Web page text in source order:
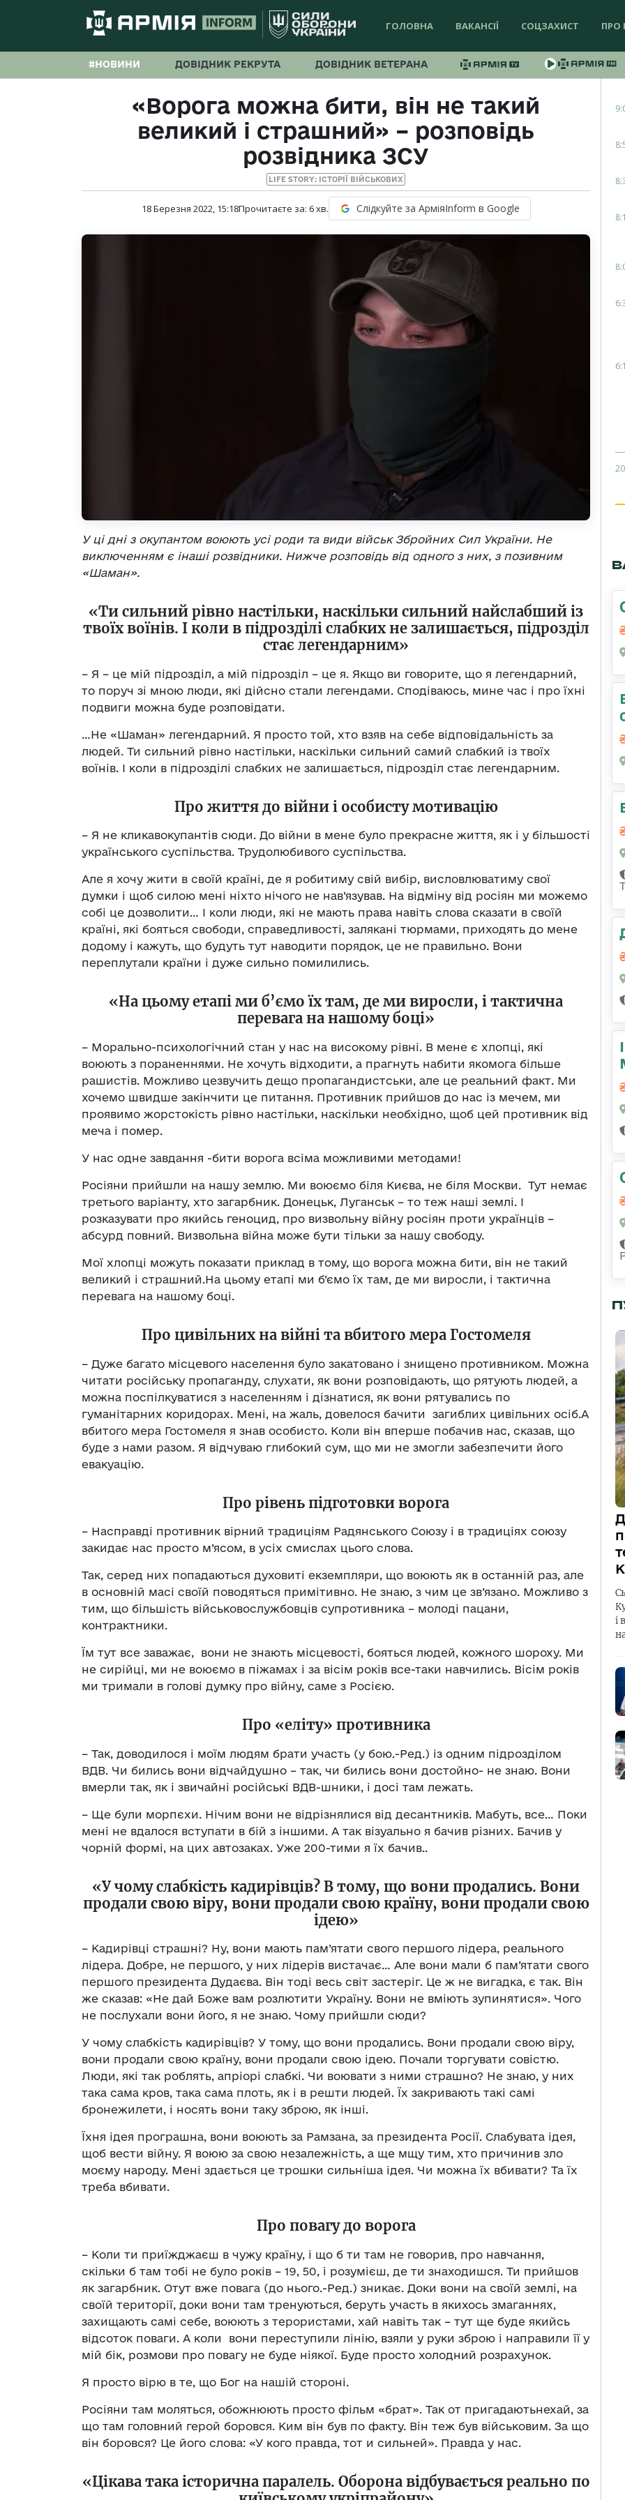
ГОЛОВНА ВАКАНСІЇ СОЦЗАХИСТ ПРО
#НОВИНИ ДОВІДНИК РЕКРУТА ДОВІДНИК ВЕТЕРАНА
«Ворога можна бити, він не такий
великий і страшний» – розповідь
розвідника ЗСУ
LIFE STORY: ІСТОРІЇ ВІЙСЬКОВИХ
18 Березня 2022, 15:18Прочитаєте за: 6хв. Слідкуйте за АрміяInform в Google
У ці дні з окупантом воюють усі роди та види військ Збройних Сил України. Не
виключенням є інаші розвідники. Нижче розповідь від одного з них, з позивним
«Шаман».
«Ти сильний рівно настільки, наскільки сильний найслабший із
твоїх воїнів. І коли в підрозділі слабких не залишається, підрозділ
стає легендарним»
– Я – це мій підрозділ, а мій підрозділ – це я. Якщо ви говорите, що я легендарний,
то поруч зі мною люди, які дійсно стали легендами. Сподіваюсь, мине час і про їхні
подвиги можна буде розповідати.
…Не «Шаман» легендарний. Я просто той, хто взяв на себе відповідальність за
людей. Ти сильний рівно настільки, наскільки сильний самий слабкий із твоїх
воїнів. І коли в підрозділі слабких не залишається, підрозділ стає легендарним.
Про життя до війни і особисту мотивацію
– Я не кликавокупантів сюди. До війни в мене було прекрасне життя, як і у більшості
українського суспільства. Трудолюбивого суспільства.
Але я хочу жити в своїй країні, де я робитиму свій вибір, висловлюватиму свої
думки і щоб силою мені ніхто нічого не нав’язував. На відміну від росіян ми можемо
собі це дозволити… І коли люди, які не мають права навіть слова сказати в своїй
країні, які бояться свободи, справедливості, залякані тюрмами, приходять до мене
додому і кажуть, що будуть тут наводити порядок, це не правильно. Вони
переплутали країни і дуже сильно помилились.
«На цьому етапі ми б’ємо їх там, де ми виросли, і тактична
перевага на нашому боці»
– Морально-психологічний стан у нас на високому рівні. В мене є хлопці, які
воюють з пораненнями. Не хочуть відходити, а прагнуть набити якомога більше
рашистів. Можливо цезвучить дещо пропагандистськи, але це реальний факт. Ми
хочемо швидше закінчити це питання. Противник прийшов до нас із мечем, ми
проявимо жорстокість рівно настільки, наскільки необхідно, щоб цей противник від
меча і помер.
У нас одне завдання -бити ворога всіма можливими методами!
Росіяни прийшли на нашу землю. Ми воюємо біля Києва, не біля Москви. Тут немає
третього варіанту, хто загарбник. Донецьк, Луганськ – то теж наші землі. І
розказувати про якийсь геноцид, про визвольну війну росіян проти українців –
абсурд повний. Визвольна війна може бути тільки за нашу свободу.
Мої хлопці можуть показати приклад в тому, що ворога можна бити, він не такий
великий і страшний.На цьому етапі ми б’ємо їх там, де ми виросли, і тактична
перевага на нашому боці.
Про цивільних на війні та вбитого мера Гостомеля
– Дуже багато місцевого населення було закатовано і знищено противником. Можна
читати російську пропаганду, слухати, як вони розповідають, що рятують людей, а
можна поспілкуватися з населенням і дізнатися, як вони рятувались по
гуманітарних коридорах. Мені, на жаль, довелося бачити загиблих цивільних осіб.А
вбитого мера Гостомеля я знав особисто. Коли він вперше побачив нас, сказав, що
буде з нами разом. Я відчуваю глибокий сум, що ми не змогли забезпечити його
евакуацію.
Про рівень підготовки ворога
– Насправді противник вірний традиціям Радянського Союзу і в традиціях союзу
закидає нас просто м’ясом, в усіх смислах цього слова.
Так, серед них попадаються духовиті екземпляри, що воюють як в останній раз, але
в основній масі своїй поводяться примітивно. Не знаю, з чим це зв’язано. Можливо з
тим, що більшість військовослужбовців супротивника – молоді пацани,
контрактники.
Їм тут все заважає, вони не знають місцевості, бояться людей, кожного шороху. Ми
не сирійці, ми не воюємо в піжамах і за вісім років все-таки навчились. Вісім років
ми тримали в голові думку про війну, саме з Росією.
Про «еліту» противника
– Так, доводилося і моїм людям брати участь (у бою.-Ред.) із одним підрозділом
ВДВ. Чи бились вони відчайдушно – так, чи бились вони достойно- не знаю. Вони
вмерли так, як і звичайні російські ВДВ-шники, і досі там лежать.
– Ще були морпєхи. Нічим вони не відрізнялися від десантників. Мабуть, все… Поки
мені не вдалося вступати в бій з іншими. А так візуально я бачив різних. Бачив у
чорній формі, на цих автозаках. Уже 200-тими я їх бачив..
«У чому слабкість кадирівців? В тому, що вони продались. Вони
продали свою віру, вони продали свою країну, вони продали свою
ідею»
– Кадирівці страшні? Ну, вони мають пам’ятати свого першого лідера, реального
лідера. Добре, не першого, у них лідерів вистачає… Але вони мали б пам’ятати свого
першого президента Дудаєва. Він тоді весь світ застеріг. Це ж не вигадка, є так. Він
же сказав: «Не дай Боже вам розлютити Україну. Вони не вміють зупинятися». Чого
не послухали вони його, я не знаю. Чому прийшли сюди?
У чому слабкість кадирівців? У тому, що вони продались. Вони продали свою віру,
вони продали свою країну, вони продали свою ідею. Почали торгувати совістю.
Люди, які так роблять, апріорі слабкі. Чи воювати з ними страшно? Не знаю, у них
така сама кров, така сама плоть, як і в решти людей. Їх закривають такі самі
бронежилети, і носять вони таку зброю, як інші.
Їхня ідея програшна, вони воюють за Рамзана, за президента Росії. Слабувата ідея,
щоб вести війну. Я воюю за свою незалежність, а ще мщу тим, хто причинив зло
моєму народу. Мені здається це трошки сильніша ідея. Чи можна їх вбивати? Та їх
треба вбивати.
Про повагу до ворога
– Коли ти приїжджаєш в чужу країну, і що б ти там не говорив, про навчання,
скільки б там тобі не було років – 19, 50, і розумієш, де ти знаходишся. Ти прийшов
як загарбник. Отут вже повага (до нього.-Ред.) зникає. Доки вони на своїй землі, на
своїй території, доки вони там тренуються, беруть участь в якихось змаганнях,
захищають самі себе, воюють з терористами, хай навіть так – тут ще буде якийсь
відсоток поваги. А коли вони переступили лінію, взяли у руки зброю і направили її у
мій бік, розмови про повагу не буде ніякої. Буде просто холодний розрахунок.
Я просто вірю в те, що Бог на нашій стороні.
Росіяни там моляться, обожнюють просто фільм «брат». Так от пригадаютьнехай, за
що там головний герой боровся. Ким він був по факту. Він теж був військовим. За що
він боровся? Це його слова: «У кого правда, тот и сильней». Правда у нас.
«Цікава така історична паралель. Оборона відбувається реально по
і